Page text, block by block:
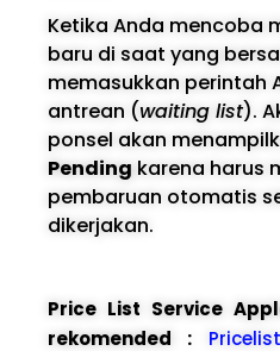
Ketika Anda mencoba
baru di saat yang
memasukkan perintah
antrean (waiting list).
ponsel akan
Pending karena harus
pembaruan otomatis
dikerjakan.
Price List Service
rekomended :